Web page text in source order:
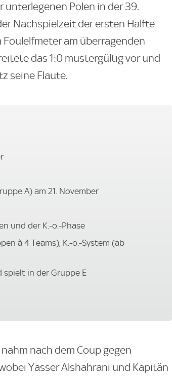
Polen in der 39.
Nachspielzeit der ersten Hälfte
am überragenden
das 1:0 mustergültig vor und
seine Flaute.
A) am 21. November
und der K.-o.-Phase
à 4 Teams), K.-o.-System (ab
spielt in der Gruppe E
nach dem Coup gegen
Yasser Alshahrani und Kapitän